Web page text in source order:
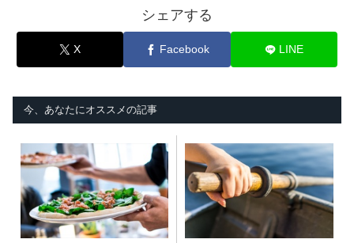
シェアする
X Facebook LINE
今、あなたにオススメの記事